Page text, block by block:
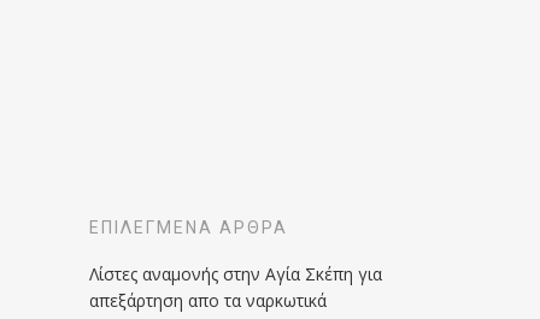
ΕΠΙΛΕΓΜΈΝΑ ΆΡΘΡΑ
Λίστες αναμονής στην Αγία Σκέπη για
απεξάρτηση απο τα ναρκωτικά